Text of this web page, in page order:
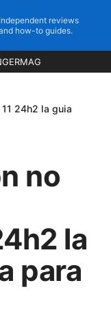
Independent reviews
how-to guides.
24h2 la guia
no
la
para